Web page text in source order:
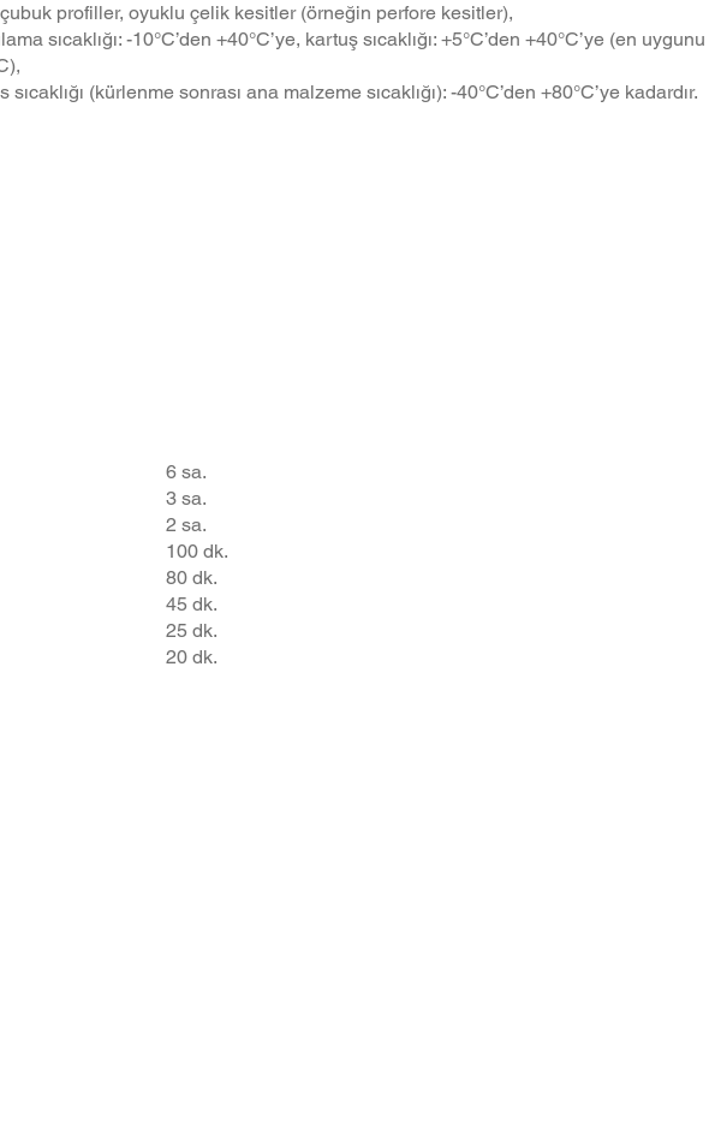
profiller, oyuklu çelik kesitler (örneğin perfore kesitler),
sıcaklığı: -10°C’den +40°C’ye, kartuş sıcaklığı: +5°C’den +40°C’ye (en uygunu
sıcaklığı (kürlenme sonrası ana malzeme sıcaklığı): -40°C’den +80°C’ye kadardır.
Min. Kürlenme
Süresi
6 sa.
3 sa.
2 sa.
100 dk.
80 dk.
45 dk.
25 dk.
20 dk.